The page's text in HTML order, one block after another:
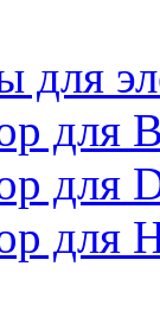
для
для
для
для